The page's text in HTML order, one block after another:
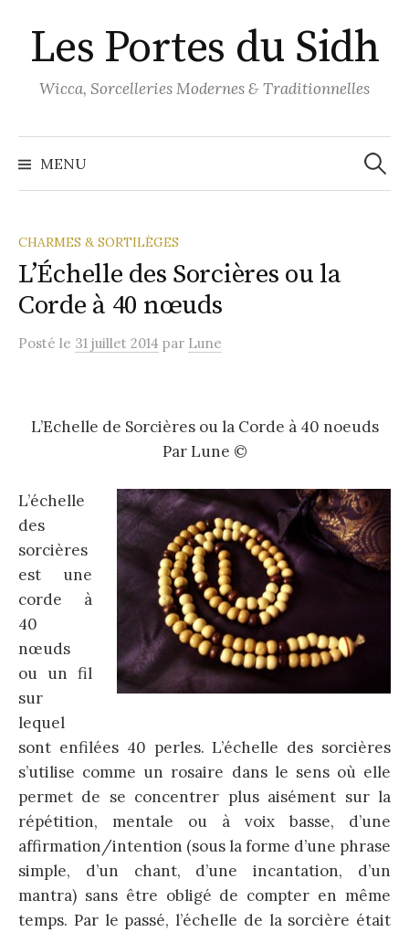
au
contenu
Les Portes du Sidh
Wicca, Sorcelleries Modernes & Traditionnelles
MENU
CHARMES & SORTILÈGES
L’Échelle des Sorcières ou la
Corde à 40 nœuds
Posté le 31 juillet 2014 par Lune
L’Echelle de Sorcières ou la Corde à 40 noeuds
Par Lune ©
L’échelle
des
sorcières
est une
corde à
40
nœuds
ou un fil
sur
lequel
sont enfilées 40 perles. L’échelle des sorcières
s’utilise comme un rosaire dans le sens où elle
permet de se concentrer plus aisément sur la
répétition, mentale ou à voix basse, d’une
affirmation/intention (sous la forme d’une phrase
simple, d’un chant, d’une incantation, d’un
mantra) sans être obligé de compter en même
temps. Par le passé, l’échelle de la sorcière était